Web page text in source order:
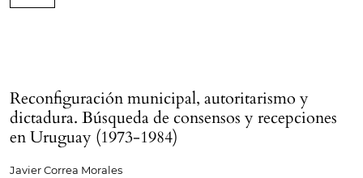
Reconfiguración municipal, autoritarismo y
dictadura. Búsqueda de consensos y recepciones
en Uruguay (1973-1984)
Javier Correa Morales